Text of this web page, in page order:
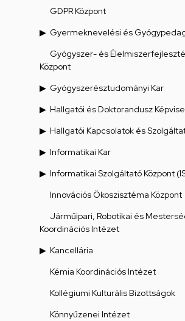
GDPR Központ
Gyermeknevelési és
Gyógyszer- és
Központ
Gyógyszerésztudományi Kar
Hallgatói és Doktorandusz
Hallgatói Kapcsolatok és
Informatikai Kar
Informatikai Szolgáltató Központ
Innovációs Ökoszisztéma Központ
Járműipari, Robotikai és
Koordinációs Intézet
Kancellária
Kémia Koordinációs Intézet
Kollégiumi Kulturális Bizottságok
Könnyűzenei Intézet